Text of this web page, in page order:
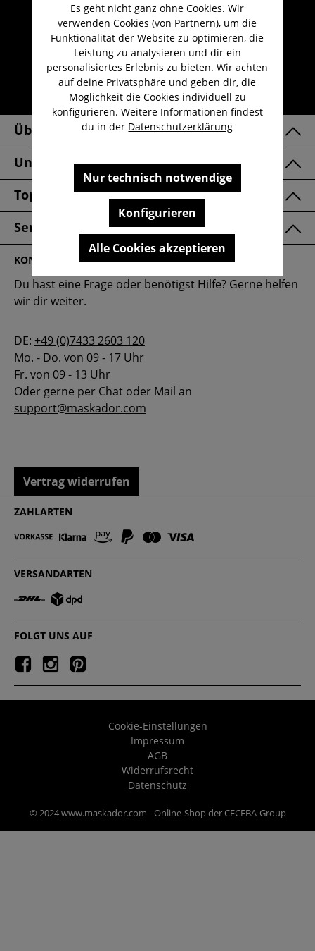
Umfangreicher Kundenservice
Kauf auf Rechnung
Kostenloser Versand ab 29,-€
Lieferzeit 1-3 Werktage
30 Tage kostenlose Retoure
Über Uns
Unsere Marken
Top Kategorien
Service & FAQ
KONTAKT
Du hast eine Frage oder benötigst Hilfe? Gerne helfen
wir dir weiter.
DE: +49 (0)7433 2603 120
Mo. - Do. von 09 - 17 Uhr
Fr. von 09 - 13 Uhr
Oder gerne per Chat oder Mail an
support@maskador.com
Vertrag widerrufen
ZAHLARTEN
VERSANDARTEN
FOLGT UNS AUF
Cookie-Einstellungen
Impressum
AGB
Widerrufsrecht
Datenschutz
© 2024 www.maskador.com - Online-Shop der CECEBA-Group
Es geht nicht ganz ohne Cookies. Wir
verwenden Cookies (von Partnern), um die
Funktionalität der Website zu optimieren, die
Leistung zu analysieren und dir ein
personalisiertes Erlebnis zu bieten. Wir achten
auf deine Privatsphäre und geben dir, die
Möglichkeit die Cookies individuell zu
konfigurieren. Weitere Informationen findest
du in der Datenschutzerklärung
Nur technisch notwendige
Konfigurieren
Alle Cookies akzeptieren